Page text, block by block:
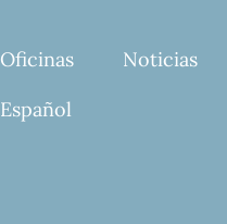
Oficinas Noticias
Español